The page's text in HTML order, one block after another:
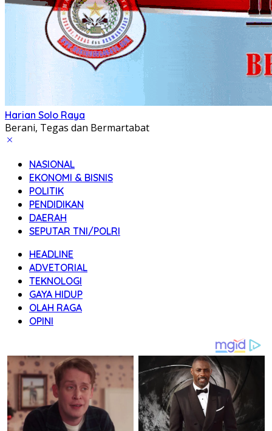
Harian Solo Raya
Berani, Tegas dan Bermartabat
NASIONAL
EKONOMI & BISNIS
POLITIK
PENDIDIKAN
DAERAH
SEPUTAR TNI/POLRI
HEADLINE
ADVETORIAL
TEKNOLOGI
GAYA HIDUP
OLAH RAGA
OPINI